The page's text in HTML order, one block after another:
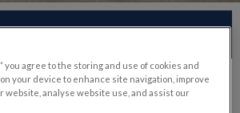
you agree to the storing and use of cookies and
your device to enhance site navigation, improve
website, analyse website use, and assist our